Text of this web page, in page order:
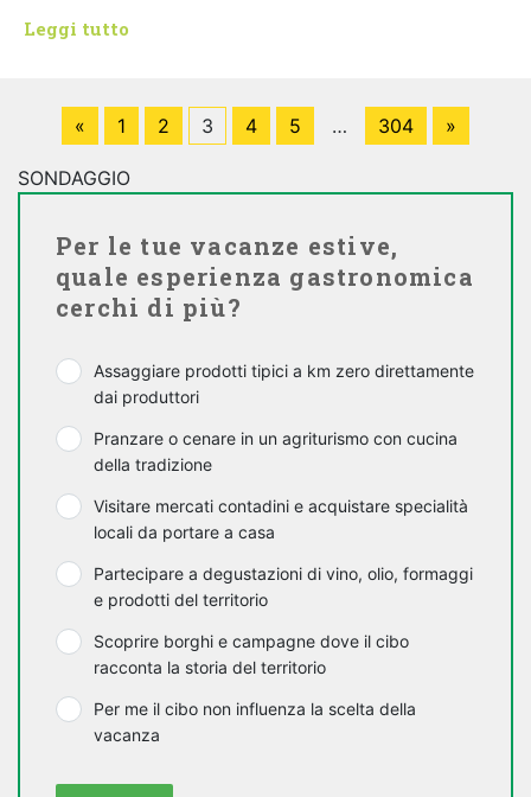
Leggi tutto
« 1 2 3 4 5 … 304 »
SONDAGGIO
Per le tue vacanze estive,
quale esperienza gastronomica
cerchi di più?
Assaggiare prodotti tipici a km zero direttamente
dai produttori
Pranzare o cenare in un agriturismo con cucina
della tradizione
Visitare mercati contadini e acquistare specialità
locali da portare a casa
Partecipare a degustazioni di vino, olio, formaggi
e prodotti del territorio
Scoprire borghi e campagne dove il cibo
racconta la storia del territorio
Per me il cibo non influenza la scelta della
vacanza